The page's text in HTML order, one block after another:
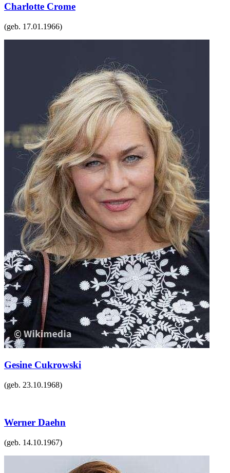
Charlotte Crome
(geb. 17.01.1966)
Gesine Cukrowski
(geb. 23.10.1968)
Werner Daehn
(geb. 14.10.1967)